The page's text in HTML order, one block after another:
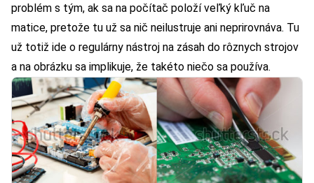
problém s tým, ak sa na počítač položí veľký kľuč na
matice, pretože tu už sa nič neilustruje ani neprirovnáva. Tu
už totiž ide o regulárny nástroj na zásah do rôznych strojov
a na obrázku sa implikuje, že takéto niečo sa používa.